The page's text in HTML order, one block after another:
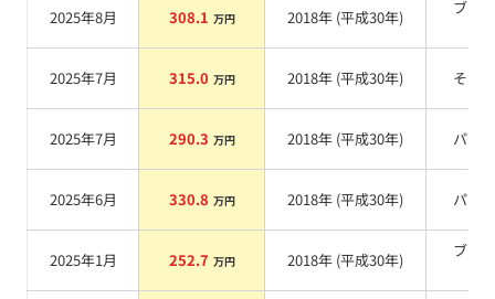
2025年8月 308.1 万円 2018年 (平成30年)
ブラ
2025年7月 315.0 万円 2018年 (平成30年) その他
2025年7月 290.3 万円 2018年 (平成30年) パール
2025年6月 330.8 万円 2018年 (平成30年) パール
2025年1月 252.7 万円 2018年 (平成30年)
ブラ